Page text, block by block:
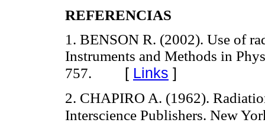
REFERENCIAS
1. BENSON R. (2002). Use of
Instruments and Methods in
757. [ Links ]
2. CHAPIRO A. (1962).
Interscience Publishers. New